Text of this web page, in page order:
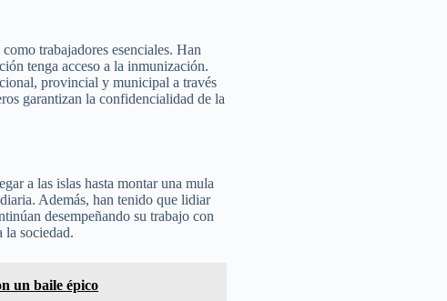
trabajadores esenciales. Han
tenga acceso a la inmunización.
provincial y municipal a través
garantizan la confidencialidad de la
a las islas hasta montar una mula
Además, han tenido que lidiar
desempeñando su trabajo con
la sociedad.
un baile épico